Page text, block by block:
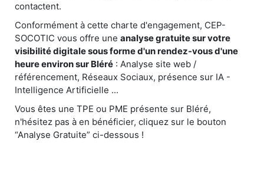
contactent.
Conformément à cette charte d'engagement, CEP-
SOCOTIC vous offre une analyse gratuite sur votre
visibilité digitale sous forme d'un rendez-vous d'une
heure environ sur Bléré : Analyse site web /
référencement, Réseaux Sociaux, présence sur IA -
Intelligence Artificielle ...
Vous êtes une TPE ou PME présente sur Bléré,
n'hésitez pas à en bénéficier, cliquez sur le bouton
“Analyse Gratuite” ci-dessous !